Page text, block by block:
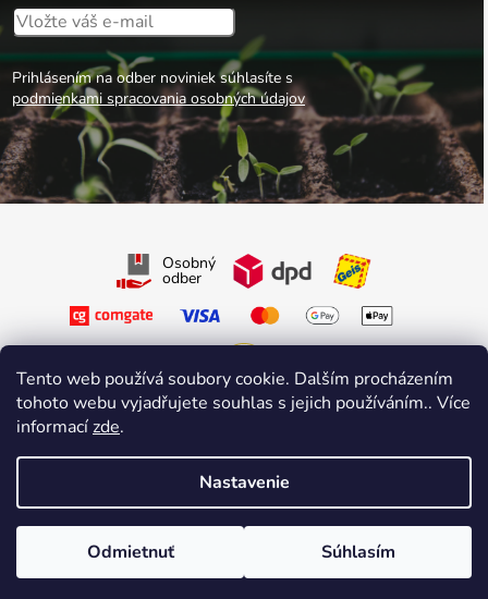
Tento web používá soubory cookie. Dalším procházením
tohoto webu vyjadřujete souhlas s jejich používáním.. Více
informacízde.
Nastavenie
Odmietnuť Súhlasím
Prihlásením na odber noviniek súhlasíte s
podmienkami spracovania osobných údajov
Osobný
odber
Vytvoril Shoptet Premium&sniperdesign.cz
Growmarket.cz